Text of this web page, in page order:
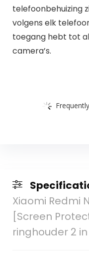
telefoonbehuizing
volgens elk
toegang hebt tot
camera’s.
Xiaomi Redmi
[Screen
ringhouder 2